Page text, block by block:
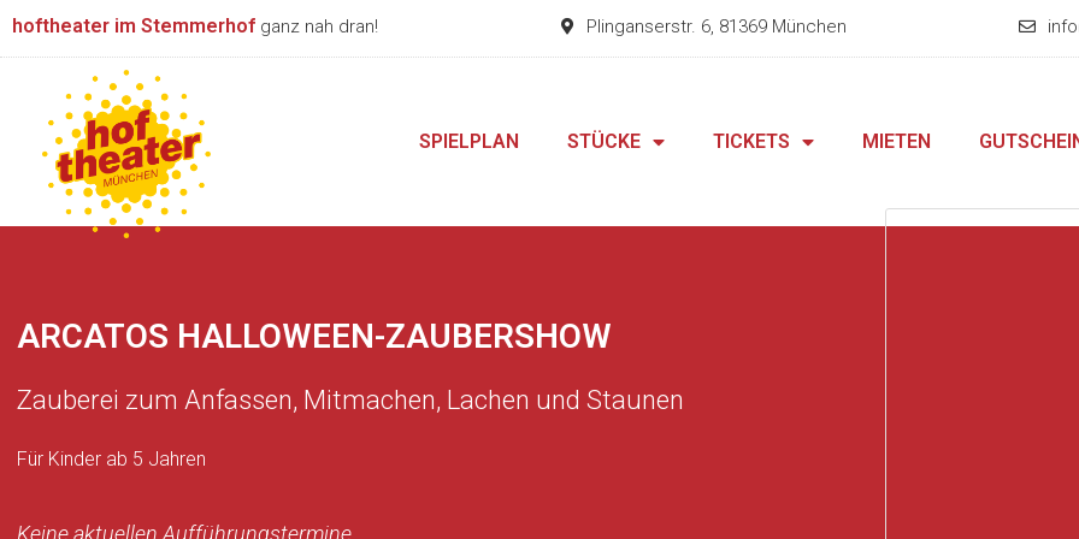
Zum
hoftheater im Stemmerhof ganz nah dran! Plinganserstr. 6, 81369 München
SPIELPLAN STÜCKE TICKETS MIETEN
ARCATOS HALLOWEEN-ZAUBERSHOW
Zauberei zum Anfassen, Mitmachen, Lachen und Staunen
Für Kinder ab 5 Jahren